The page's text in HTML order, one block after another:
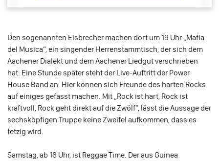
Den sogenannten Eisbrecher machen dort um 19 Uhr „Mafia
del Musica“, ein singender Herrenstammtisch, der sich dem
Aachener Dialekt und dem Aachener Liedgut verschrieben
hat. Eine Stunde später steht der Live-Auftritt der Power
House Band an. Hier können sich Freunde des harten Rocks
auf einiges gefasst machen. Mit „Rock ist hart, Rock ist
kraftvoll, Rock geht direkt auf die Zwölf“, lässt die Aussage der
sechsköpfigen Truppe keine Zweifel aufkommen, dass es
fetzig wird.
Samstag, ab 16 Uhr, ist Reggae Time. Der aus Guinea